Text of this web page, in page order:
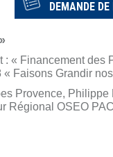
DEMANDE DE
« Financement des
Faisons Grandir
Provence, Philippe
Régional OSEO